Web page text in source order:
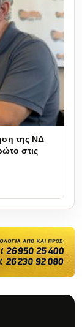
της ΝΔ
στις